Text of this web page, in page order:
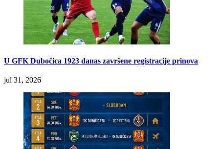
U GFK Dubočica 1923 danas završene registracije prinova
jul 31, 2026